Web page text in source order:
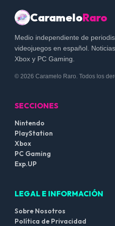
CarameloRaro
Medio independiente de
videojuegos en español.
Xbox y PC Gaming.
© 2026 Caramelo Raro. Todos los
SECCIONES
Nintendo
PlayStation
Xbox
PC Gaming
Exp.UP
LEGAL E INFORMACIÓN
Sobre Nosotros
Política de Privacidad